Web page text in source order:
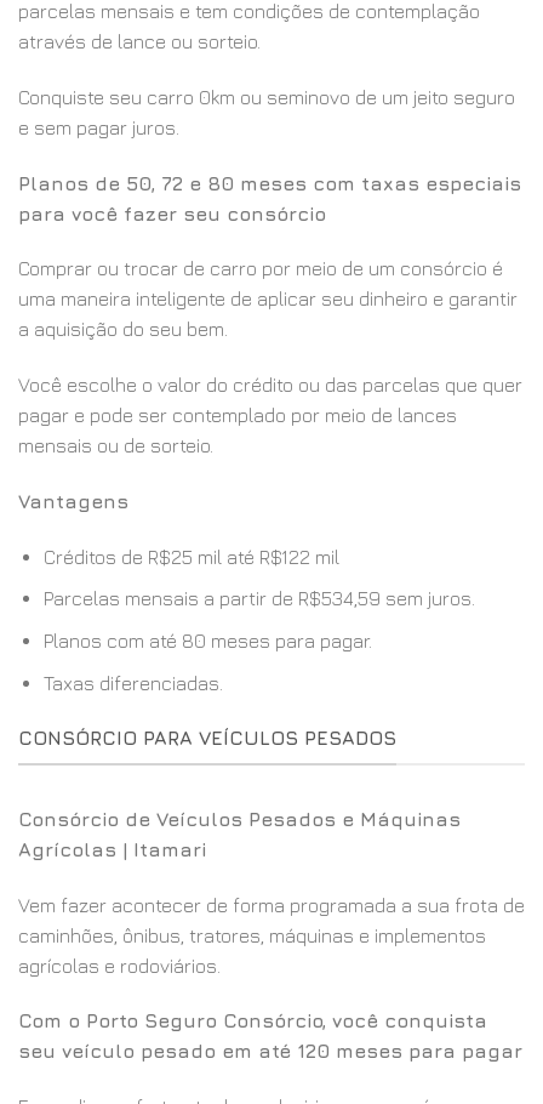
parcelas mensais e tem condições de contemplação
através de lance ou sorteio.
Conquiste seu carro 0km ou seminovo de um jeito seguro
e sem pagar juros.
Planos de 50, 72 e 80 meses com taxas especiais
para você fazer seu consórcio
Comprar ou trocar de carro por meio de um consórcio é
uma maneira inteligente de aplicar seu dinheiro e garantir
a aquisição do seu bem.
Você escolhe o valor do crédito ou das parcelas que quer
pagar e pode ser contemplado por meio de lances
mensais ou de sorteio.
Vantagens
Créditos de R$25 mil até R$122 mil
Parcelas mensais a partir de R$534,59 sem juros.
Planos com até 80 meses para pagar.
Taxas diferenciadas.
CONSÓRCIO PARA VEÍCULOS PESADOS
Consórcio de Veículos Pesados e Máquinas
Agrícolas | Itamari
Vem fazer acontecer de forma programada a sua frota de
caminhões, ônibus, tratores, máquinas e implementos
agrícolas e rodoviários.
Com o Porto Seguro Consórcio, você conquista
seu veículo pesado em até 120 meses para pagar